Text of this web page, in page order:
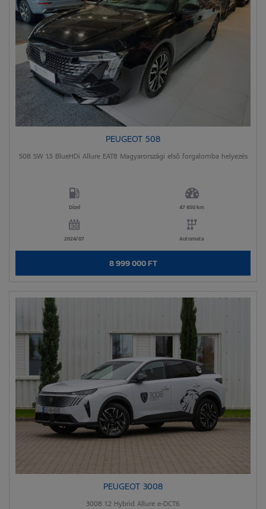
PEUGEOT 508
508 SW 1.5 BlueHDi Allure EAT8 Magyarországi első forgalomba helyezés
Dízel 47 650 km
2024/07 Automata
8 999 000 FT
PEUGEOT 3008
3008 1.2 Hybrid Allure e-DCT6